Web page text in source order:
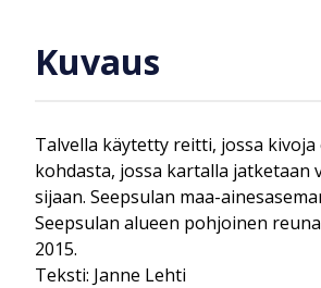
Kuvaus
Talvella käytetty reitti, jossa
kohdasta, jossa kartalla jatketaan
sijaan. Seepsulan maa-
Seepsulan alueen pohjoinen
2015.
Teksti: Janne Lehti